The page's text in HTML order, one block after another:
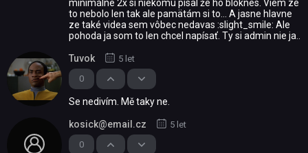
minimálne 2x si niekomu písal že ho bloknes. Viem ze
to nebolo len tak ale pamätám si to... A jasne hlavne
ze také videa sem vôbec nedavas :slight_smile: Ale
pohoda ja som to len chcel napísať. Ty si admin nie ja..
0
Tuvok 5 let
Se nedivím. Mě taky ne.
0
kosick@email.cz 5 let